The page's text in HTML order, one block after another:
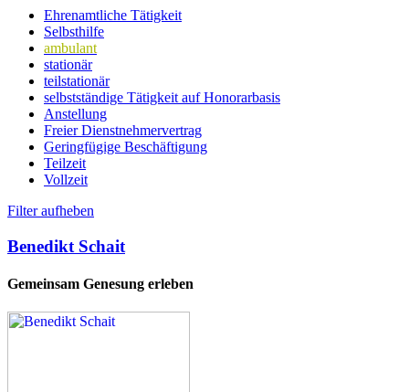
Ehrenamtliche Tätigkeit
Selbsthilfe
ambulant
stationär
teilstationär
selbstständige Tätigkeit auf Honorarbasis
Anstellung
Freier Dienstnehmervertrag
Geringfügige Beschäftigung
Teilzeit
Vollzeit
Filter aufheben
Benedikt Schait
Gemeinsam Genesung erleben